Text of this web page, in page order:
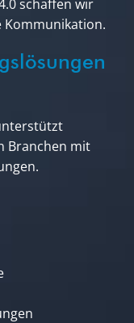
schaffen wir
Kommunikation.
Branchen mit